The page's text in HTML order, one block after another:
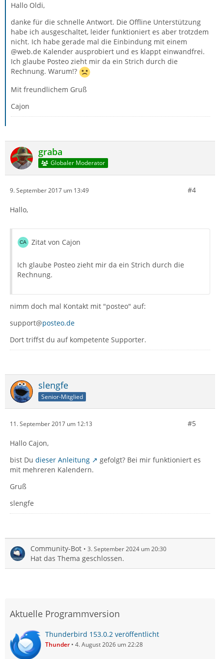
Hallo Oldi,
danke für die schnelle Antwort. Die Offline Unterstützung
habe ich ausgeschaltet, leider funktioniert es aber trotzdem
nicht. Ich habe gerade mal die Einbindung mit einem
@web.de Kalender ausprobiert und es klappt einwandfrei.
Ich glaube Posteo zieht mir da ein Strich durch die
Rechnung. Warum!?
Mit freundlichem Gruß
Cajon
graba
Globaler Moderator
9. September 2017 um 13:49 #4
Hallo,
Zitat von Cajon
Ich glaube Posteo zieht mir da ein Strich durch die
Rechnung.
nimm doch mal Kontakt mit "posteo" auf:
support@posteo.de
Dort triffst du auf kompetente Supporter.
slengfe
Senior-Mitglied
11. September 2017 um 12:13 #5
Hallo Cajon,
bist Du dieser Anleitung
gefolgt? Bei mir funktioniert es
mit mehreren Kalendern.
Gruß
slengfe
Community-Bot 3. September 2024 um 20:30
Hat das Thema geschlossen.
Aktuelle Programmversion
Thunderbird 153.0.2 veröffentlicht
Thunder 4. August 2026 um 22:28